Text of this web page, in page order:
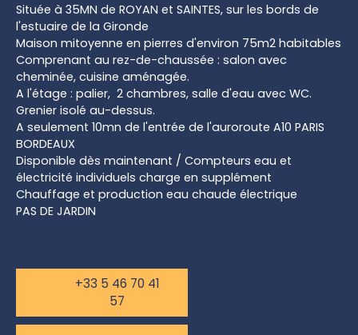
Située à 35MN de ROYAN et SAINTES, sur les bords de
l'estuaire de la Gironde
Maison mitoyenne en pierres d'environ 75m2 habitables
Comprenant au rez-de-chaussée : salon avec
cheminée, cuisine aménagée.
A l'étage : palier, 2 chambres, salle d'eau avec WC.
Grenier isolé au-dessus.
A seulement 10mn de l'entrée de l'auroroute A10 PARIS
BORDEAUX
Disponible dès maintenant / Compteurs eau et
électricité individuels charge en supplément
Chauffage et production eau chaude électrique
PAS DE JARDIN
+33 5 46 70 41
57